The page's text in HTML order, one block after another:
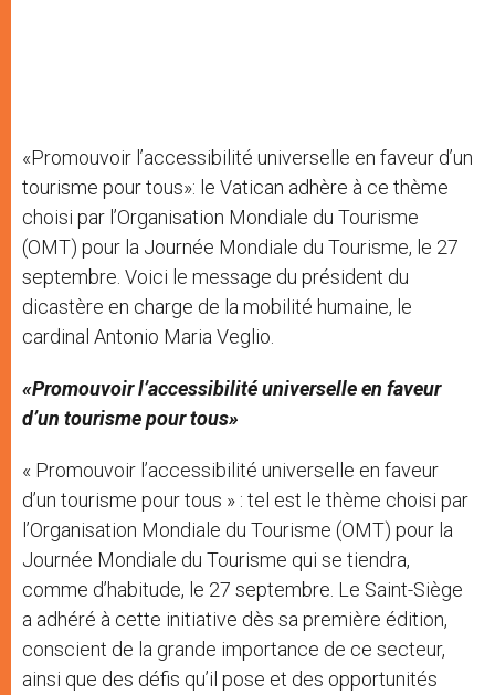
«Promouvoir l’accessibilité universelle en faveur d’un
tourisme pour tous»: le Vatican adhère à ce thème
choisi par l’Organisation Mondiale du Tourisme
(OMT) pour la Journée Mondiale du Tourisme, le 27
septembre. Voici le message du président du
dicastère en charge de la mobilité humaine, le
cardinal Antonio Maria Veglio.
«Promouvoir l’accessibilité universelle en faveur
d’un tourisme pour tous»
« Promouvoir l’accessibilité universelle en faveur
d’un tourisme pour tous » : tel est le thème choisi par
l’Organisation Mondiale du Tourisme (OMT) pour la
Journée Mondiale du Tourisme qui se tiendra,
comme d’habitude, le 27 septembre. Le Saint-Siège
a adhéré à cette initiative dès sa première édition,
conscient de la grande importance de ce secteur,
ainsi que des défis qu’il pose et des opportunités